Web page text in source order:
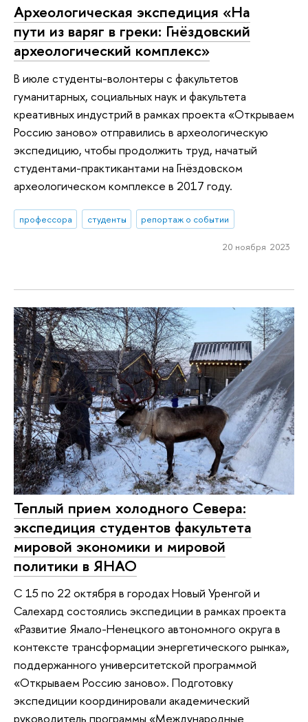
Археологическая экспедиция «На
пути из варяг в греки: Гнёздовский
археологический комплекс»
В июле студенты-волонтеры с факультетов
гуманитарных, социальных наук и факультета
креативных индустрий в рамках проекта «Открываем
Россию заново» отправились в археологическую
экспедицию, чтобы продолжить труд, начатый
студентами-практикантами на Гнёздовском
археологическом комплексе в 2017 году.
профессора студенты репортаж о событии
20 ноября 2023
Теплый прием холодного Севера:
экспедиция студентов факультета
мировой экономики и мировой
политики в ЯНАО
С 15 по 22 октября в городах Новый Уренгой и
Салехард состоялись экспедиции в рамках проекта
«Развитие Ямало-Ненецкого автономного округа в
контексте трансформации энергетического рынка»,
поддержанного университетской программой
«Открываем Россию заново». Подготовку
экспедиции координировали академический
руководитель программы «Международные